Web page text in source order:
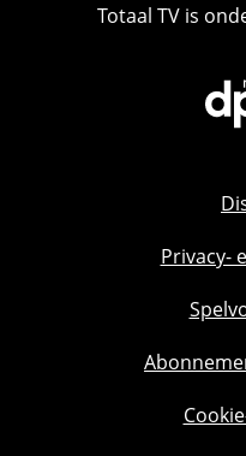
Totaal TV is
Privacy-